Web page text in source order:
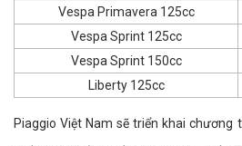
Vespa Primavera 125cc
Vespa Sprint 125cc
Vespa Sprint 150cc
Liberty 125cc
Piaggio Việt Nam sẽ triển khai chương